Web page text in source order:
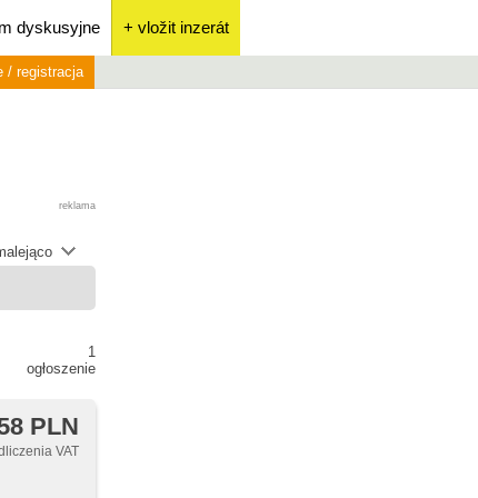
dyskusyjne + vložit inzerát
/ registracja
reklama
1
ogłoszenie
PLN
VAT